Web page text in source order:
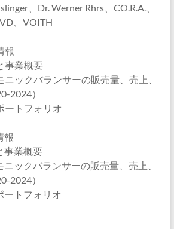
、Dr. Werner Rhrs、CO.R.A.、
、VOITH
報
事業概要
ックバランサーの販売量、売上、
2024）
ートフォリオ
報
事業概要
ックバランサーの販売量、売上、
2024）
ートフォリオ